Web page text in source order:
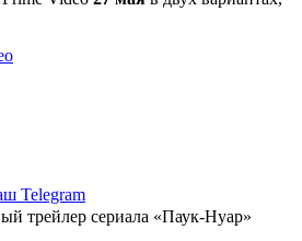
Telegram
трейлер сериала «Паук-Нуар»